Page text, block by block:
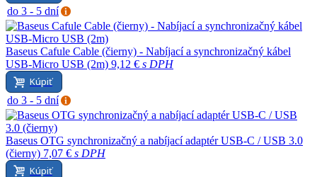
do 3 - 5 dní
Baseus Cafule Cable (čierny) - Nabíjací a synchronizačný kábel
USB-Micro USB (2m) 9,12 € s DPH
Kúpiť
do 3 - 5 dní
Baseus OTG synchronizačný a nabíjací adaptér USB-C / USB 3.0
(čierny) 7,07 € s DPH
Kúpiť